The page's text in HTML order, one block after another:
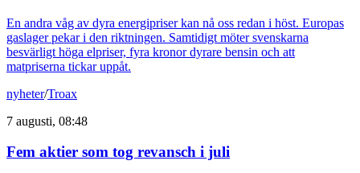
En andra våg av dyra energipriser kan nå oss redan i höst. Europas
gaslager pekar i den riktningen. Samtidigt möter svenskarna
besvärligt höga elpriser, fyra kronor dyrare bensin och att
matpriserna tickar uppåt.
nyheter/Troax
7 augusti, 08:48
Fem aktier som tog revansch i juli